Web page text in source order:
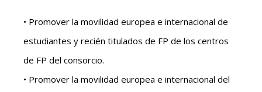
• Promover la movilidad europea e internacional de
estudiantes y recién titulados de FP de los centros
de FP del consorcio.
• Promover la movilidad europea e internacional del